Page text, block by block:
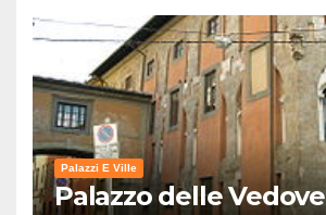
Palazzi E Ville
Palazzo delle Vedove